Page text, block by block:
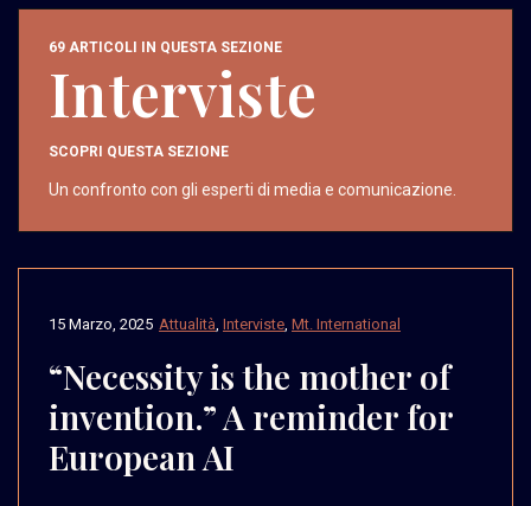
69 ARTICOLI IN QUESTA SEZIONE
Interviste
SCOPRI QUESTA SEZIONE
Un confronto con gli esperti di media e comunicazione.
Attualità Interviste Mt. International
15 Marzo, 2025
“Necessity is the mother of
invention.” A reminder for
European AI